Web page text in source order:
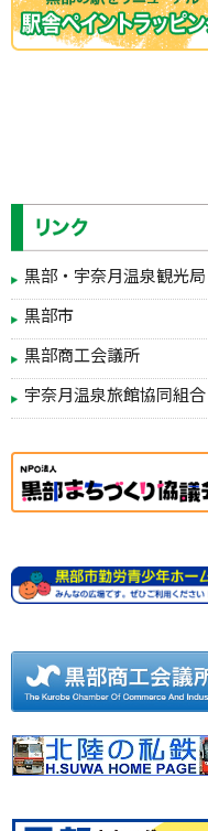
黒部・宇奈月温泉観光局
黒部市
黒部商工会議所
宇奈月温泉旅館協同組合